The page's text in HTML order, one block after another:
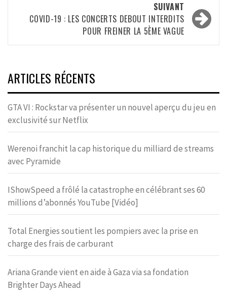
SUIVANT
COVID-19 : LES CONCERTS DEBOUT INTERDITS
POUR FREINER LA 5ÈME VAGUE
ARTICLES RÉCENTS
GTA VI : Rockstar va présenter un nouvel aperçu du jeu en
exclusivité sur Netflix
Werenoi franchit la cap historique du milliard de streams
avec Pyramide
IShowSpeed a frôlé la catastrophe en célébrant ses 60
millions d’abonnés YouTube [Vidéo]
Total Energies soutient les pompiers avec la prise en
charge des frais de carburant
Ariana Grande vient en aide à Gaza via sa fondation
Brighter Days Ahead